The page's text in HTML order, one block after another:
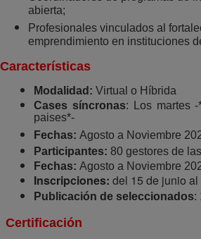
abierta;
Profesionales vinculados al
emprendimiento en instituciones
Características
Modalidad: Virtual o Híbrida
Cases síncronas: Los martes
paises*-
Fechas: Agosto a Noviembre
Participantes: 80 gestores de
Fechas: Agosto a Noviembre
Inscripciones: del 15 de junio
Publicación de seleccionados:
Certificación